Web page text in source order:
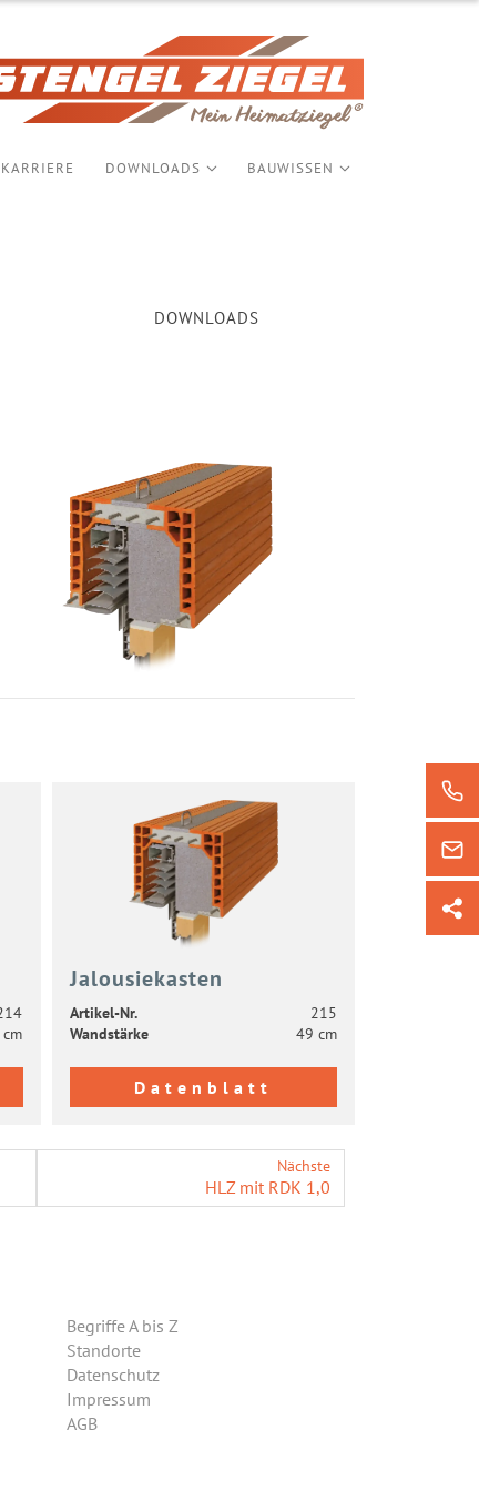
KARRIERE DOWNLOADS BAUWISSEN
DOWNLOADS
Ja­lou­sie­kas­ten
Artikel-​Nr.
215
Wand­stär­ke
49 cm
Datenblatt
Nächste
HLZ mit RDK 1,0
Begriffe A bis Z
Standorte
Datenschutz
Impressum
AGB